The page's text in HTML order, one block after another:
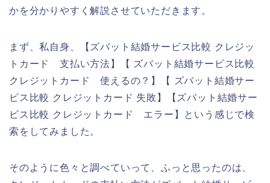
かを分かりやすく解説させていただきます。
まず、私自身、【ズバット結婚サービス比較 クレジッ
トカード 支払い方法】【 ズバット結婚サービス比較
クレジットカード 使えるの？】【 ズバット結婚サー
ビス比較 クレジットカード 失敗】【ズバット結婚サー
ビス比較 クレジットカード エラー】という感じで検
索をしてみました。
そのように色々と調べていって、ふっと思ったのは、